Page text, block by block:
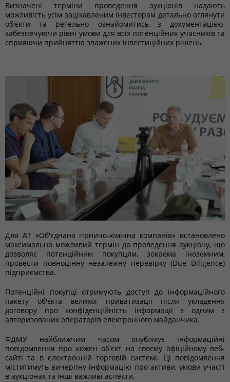
Визначені терміни проведення аукціонів надають
можливість усім зацікавленим інвесторам детально оглянути
об'єкти та ретельно ознайомитись з документацією,
забезпечуючи рівні умови для всіх потенційних учасників та
сприяючи прийняттю зважених інвестиційних рішень.
Для АТ «Об'єднана гірничо-хімічна компанія» встановлено
максимально можливий термін до проведення аукціону, що
дозволяє потенційним покупцям, зокрема іноземним,
провести повноцінну незалежну перевірку (Due Diligence)
підприємства.
Потенційні покупці отримують доступ до інформаційного
пакету об'єкта великої приватизації після укладення
договору про конфіденційність інформації з одним з
авторизованих операторів електронного майданчика.
ФДМУ найближчим часом опублікує інформаційні
повідомлення про кожен об'єкт на своєму офіційному веб-
сайті та в електронній торговій системі. Ці повідомлення
міститимуть вичерпну інформацію про активи, умови участі
в аукціонах та інші важливі аспекти.